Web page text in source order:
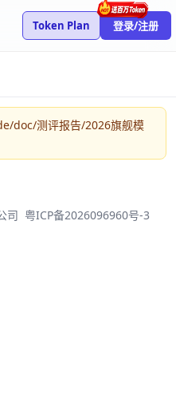
Token Plan 登录/注册
doc/测评报告/2026旗舰模
司 粤ICP备2026096960号-3